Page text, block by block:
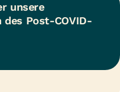
unsere
des Post-COVID-